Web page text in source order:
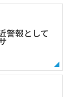
警報として